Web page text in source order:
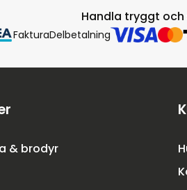
Handla tryggt
FakturaDelbetalning
& brodyr